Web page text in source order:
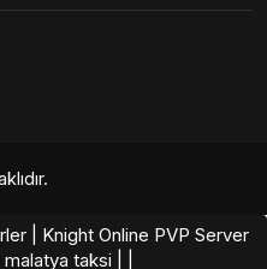
Knight Online PVP Server
malatya taksi